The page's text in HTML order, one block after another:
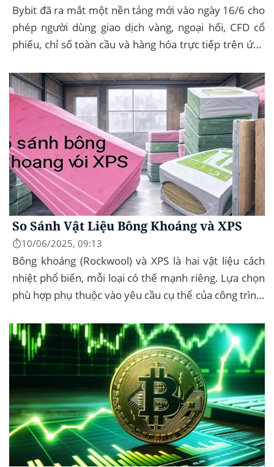
Bybit đã ra mắt một nền tảng mới vào ngày 16/6 cho
phép người dùng giao dịch vàng, ngoại hối, CFD cổ
phiếu, chỉ số toàn cầu và hàng hóa trực tiếp trên ứng
So Sánh Vật Liệu Bông Khoáng và XPS
⏱️10/06/2025, 09:13
Bông khoáng (Rockwool) và XPS là hai vật liệu cách
nhiệt phổ biến, mỗi loại có thế mạnh riêng. Lựa chọn
phù hợp phụ thuộc vào yêu cầu cụ thể của công trình,